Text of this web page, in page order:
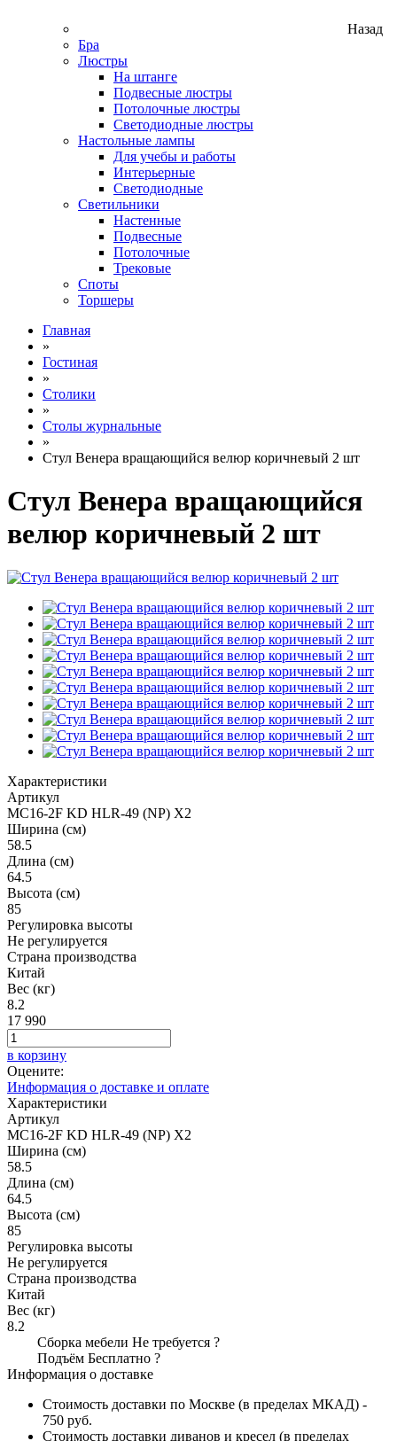
Назад
Бра
Люстры
На штанге
Подвесные люстры
Потолочные люстры
Светодиодные люстры
Настольные лампы
Для учебы и работы
Интерьерные
Светодиодные
Светильники
Настенные
Подвесные
Потолочные
Трековые
Споты
Торшеры
Главная
»
Гостиная
»
Столики
»
Столы журнальные
»
Стул Венера вращающийся велюр коричневый 2 шт
Стул Венера вращающийся
велюр коричневый 2 шт
Характеристики
Артикул
MC16-2F KD HLR-49 (NP) X2
Ширина (см)
58.5
Длина (см)
64.5
Высота (см)
85
Регулировка высоты
Не регулируется
Страна производства
Китай
Вес (кг)
8.2
17 990
в корзину
Оцените:
Информация о доставке и оплате
Характеристики
Артикул
MC16-2F KD HLR-49 (NP) X2
Ширина (см)
58.5
Длина (см)
64.5
Высота (см)
85
Регулировка высоты
Не регулируется
Страна производства
Китай
Вес (кг)
8.2
Сборка мебели Не требуется ?
Подъём Бесплатно ?
Информация о доставке
Стоимость доставки по Москве (в пределах МКАД) -
750 руб.
Стоимость доставки диванов и кресел (в пределах